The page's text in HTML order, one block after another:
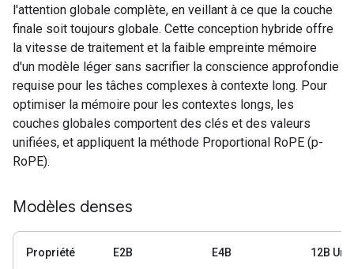
l'attention globale complète, en veillant à ce que la couche
finale soit toujours globale. Cette conception hybride offre
la vitesse de traitement et la faible empreinte mémoire
d'un modèle léger sans sacrifier la conscience approfondie
requise pour les tâches complexes à contexte long. Pour
optimiser la mémoire pour les contextes longs, les
couches globales comportent des clés et des valeurs
unifiées, et appliquent la méthode Proportional RoPE (p-
RoPE).
Modèles denses
Propriété E2B E4B 12B